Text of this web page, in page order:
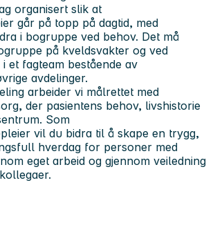
organisert slik at
går på topp på dagtid, med
i bogruppe ved behov. Det må
på kveldsvakter og ved
et fagteam bestående av
avdelinger.
arbeider vi målrettet med
der pasientens behov, livshistorie
Som
vil du bidra til å skape en trygg,
hverdag for personer med
eget arbeid og gjennom veiledning